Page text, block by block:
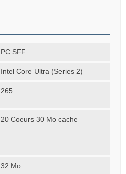
PC SFF
Intel Core Ultra (Series 2)
265
20 Coeurs 30 Mo cache
32 Mo